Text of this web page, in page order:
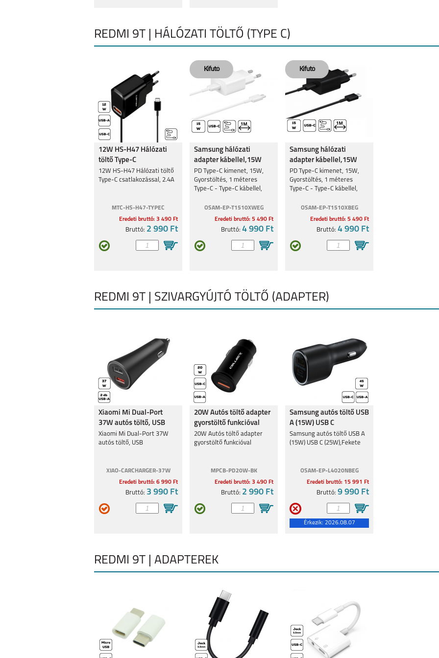
MI 11T MI NOTE 10 PRO REDMI NOTE 10 5G REDMI NOTE 10S
MI 11 LITE 4G MI 11 LITE 5G MI 10T LITE
REDMI NOTE 9 REDMI NOTE 9 PRO REDMI 9C REDMI 9
REDMI NOTE 8
REDMI 9T | HÁLÓZATI TÖLTŐ (TYPE C)
12W HS-H47 Hálózati
töltő Type-C
csatlakozó,2.4A
12W HS-H47 Hálózati töltő
Type-C csatlakozással, 2.4A
MTC-HS-H47-TYPEC
Eredeti bruttó: 3 490 Ft
Bruttó: 2 990 Ft
Samsung hálózati
adapter kábellel,15W
PD Type-C kimenet, 15W,
Gyorstöltés, 1 méteres
Type-C - Type-C kábellel,
OSAM-EP-T1510XWEG
Eredeti bruttó: 5 490 Ft
Bruttó: 4 990 Ft
Samsung hálózati
adapter kábellel,15W
Fekete
PD Type-C kimenet, 15W,
Gyorstöltés, 1 méteres
Type-C - Type-C kábellel,
OSAM-EP-T1510XBEG
Eredeti bruttó: 5 490 Ft
Bruttó: 4 990 Ft
REDMI 9T | SZIVARGYÚJTÓ TÖLTŐ (ADAPTER)
Xiaomi Mi Dual-Port
37W autós töltő, USB
Xiaomi Mi Dual-Port 37W
autós töltő, USB
XIAO-CARCHARGER-37W
Eredeti bruttó: 6 990 Ft
Bruttó: 3 990 Ft
20W Autós töltő adapter
gyorstöltő funkcióval
20W Autós töltő adapter
gyorstöltő funkcióval
MPCB-PD20W-BK
Eredeti bruttó: 3 490 Ft
Bruttó: 2 990 Ft
Samsung autós töltő USB
A (15W) USB C
(25W),Fekete
Samsung autós töltő USB A
(15W) USB C (25W),Fekete
OSAM-EP-L4020NBEG
Eredeti bruttó: 15 991 Ft
Bruttó: 9 990 Ft
Érkezik: 2026.08.07
REDMI 9T | ADAPTEREK